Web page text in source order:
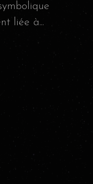
liée à...